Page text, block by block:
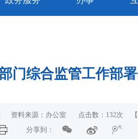
门综合监管工作部
资料来源：办公室 点击数： 132次
分享到：